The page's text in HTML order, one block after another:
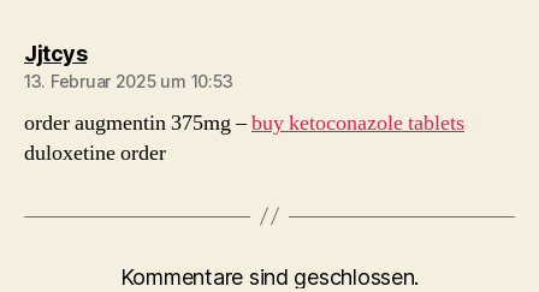
Jjtcyssagt:
13. Februar 2025 um 10:53
order augmentin 375mg –buy ketoconazole tablets
duloxetine order
Kommentare sind geschlossen.